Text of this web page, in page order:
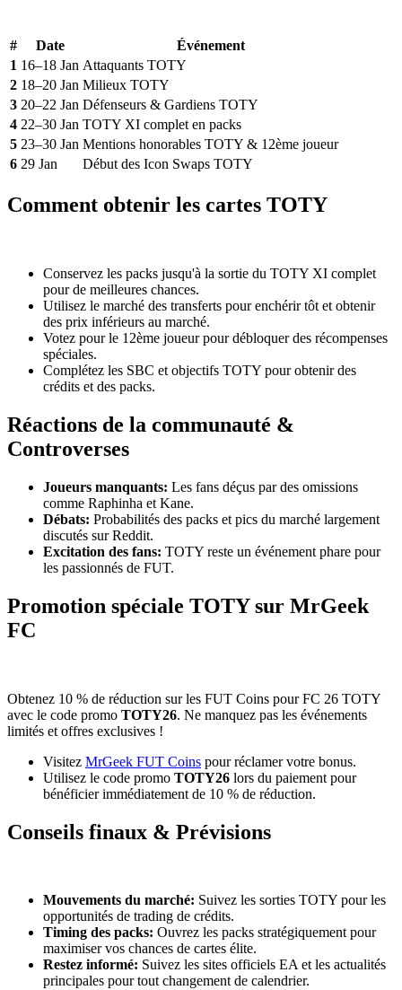
# Date
Événement
1 16–18 Jan Attaquants TOTY
2 18–20 Jan Milieux TOTY
3 20–22 Jan Défenseurs & Gardiens TOTY
4 22–30 Jan TOTY XI complet en packs
5 23–30 Jan Mentions honorables TOTY & 12ème joueur
6 29 Jan Début des Icon Swaps TOTY
Comment obtenir les cartes TOTY
Conservez les packs jusqu'à la sortie du TOTY XI complet
pour de meilleures chances.
Utilisez le marché des transferts pour enchérir tôt et obtenir
des prix inférieurs au marché.
Votez pour le 12ème joueur pour débloquer des récompenses
spéciales.
Complétez les SBC et objectifs TOTY pour obtenir des
crédits et des packs.
Réactions de la communauté &
Controverses
Joueurs manquants: Les fans déçus par des omissions
comme Raphinha et Kane.
Débats: Probabilités des packs et pics du marché largement
discutés sur Reddit.
Excitation des fans: TOTY reste un événement phare pour
les passionnés de FUT.
Promotion spéciale TOTY sur MrGeek
FC
Obtenez 10 % de réduction sur les FUT Coins pour FC 26 TOTY
avec le code promo TOTY26. Ne manquez pas les événements
limités et offres exclusives !
Visitez MrGeek FUT Coins pour réclamer votre bonus.
Utilisez le code promo TOTY26 lors du paiement pour
bénéficier immédiatement de 10 % de réduction.
Conseils finaux & Prévisions
Mouvements du marché: Suivez les sorties TOTY pour les
opportunités de trading de crédits.
Timing des packs: Ouvrez les packs stratégiquement pour
maximiser vos chances de cartes élite.
Restez informé: Suivez les sites officiels EA et les actualités
principales pour tout changement de calendrier.